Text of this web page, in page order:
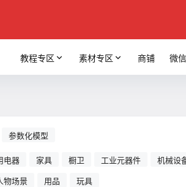
教程专区 素材专区 商铺 微
参数化模型
电器 家具 橱卫 工业元器件 机械设
物场景 用品 玩具